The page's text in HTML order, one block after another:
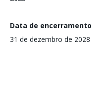
Data de encerramento
31 de dezembro de 2028